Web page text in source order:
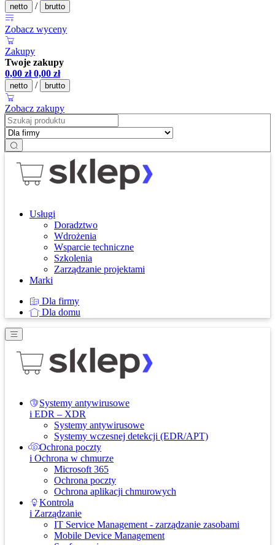
netto / brutto
Zobacz wyceny
Zakupy
Twoje zakupy
0,00 zł 0,00 zł
netto / brutto
Zobacz zakupy
Usługi
Doradztwo
Wdrożenia
Wsparcie techniczne
Szkolenia
Zarządzanie projektami
Marki
Dla firmy
Dla domu
Systemy antywirusowe
i EDR – XDR
Systemy antywirusowe
Systemy wczesnej detekcji (EDR/APT)
Ochrona poczty
i Ochrona w chmurze
Microsoft 365
Ochrona poczty
Ochrona aplikacji chmurowych
Kontrola
i Zarządzanie
IT Service Management - zarządzanie zasobami
Mobile Device Management